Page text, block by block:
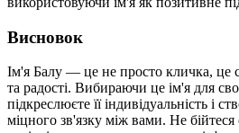
Висновок
Ім'я Балу — це не просто кличка, це
та радості. Вибираючи це ім'я для
підкреслюєте її індивідуальність і
міцного зв'язку між вами. Не